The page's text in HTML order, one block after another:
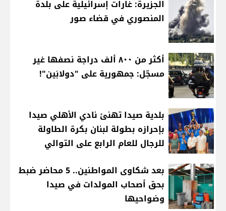
الجزيرة: غارات إسرائيلية على بلدة
المنصوري في قضاء صور
أكثر من ٨٠٠ ألف دراجة نصفها غير
مسجّل: جمهورية على "دولابَين"!
بلدية صيدا تهنئ نادي الأهلي صيدا
بإحرازه بطولة لبنان بكرة الطاولة
للرجال للعام الرابع على التوالي
بعد شكاوى المواطنين.. 5 محاضر ضبط
بحق أصحاب المولدات في صيدا
وضواحيها